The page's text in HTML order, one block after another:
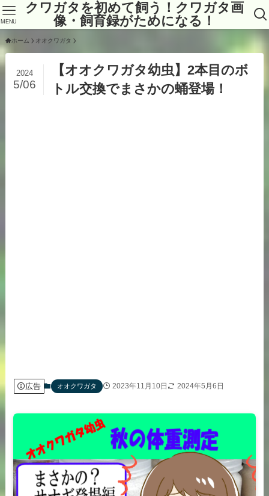
クワガタを初めて飼う！クワガタ画
像・飼育録がためになる！
MENU
ホーム オオクワガタ
【オオクワガタ幼虫】2本目のボ
トル交換でまさかの蛹登場！
2024
5/06
広告 オオクワガタ 2023年11月10日 2024年5月6日